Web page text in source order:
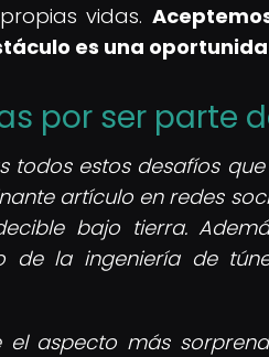
vidas.
es una
por ser parte
todos estos desafíos
artículo en redes
bajo tierra.
de la ingeniería de
el aspecto más